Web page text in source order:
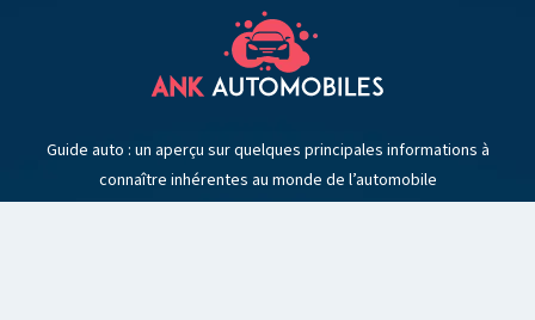
Guide auto : un aperçu sur quelques principales informations à
connaître inhérentes au monde de l’automobile